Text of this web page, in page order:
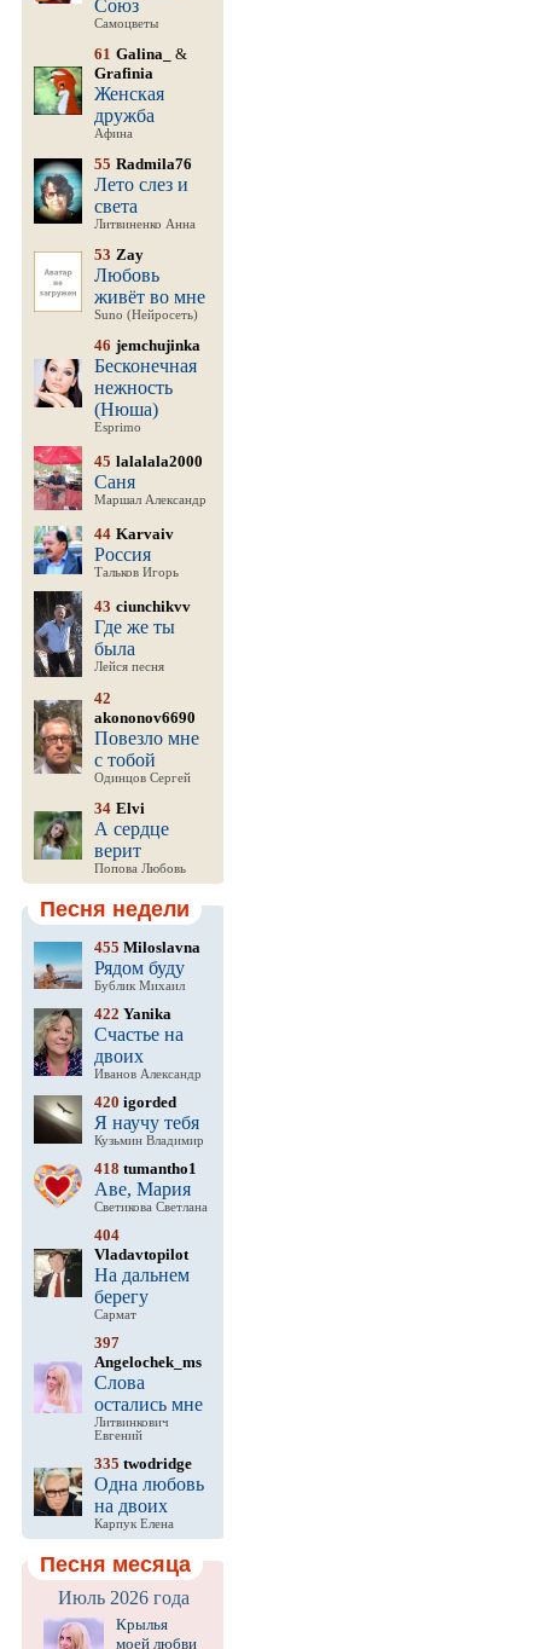
Союз
Самоцветы
61 Galina_
&
Grafinia
Женская
дружба
Афина
55 Radmila76
Лето слез и
света
Литвиненко Анна
53 Zay
Любовь
живёт во мне
Suno (Нейросеть)
46 jemchujinka
Бесконечная
нежность
(Нюша)
Esprimo
45 lalalala2000
Саня
Маршал Александр
44 Karvaiv
Россия
Тальков Игорь
43 ciunchikvv
Где же ты
была
Лейся песня
42
akononov6690
Повезло мне
с тобой
Одинцов Сергей
34 Elvi
А сердце
верит
Попова Любовь
Песня недели
455 Miloslavna
Рядом буду
Бублик Михаил
422 Yanika
Счастье на
двоих
Иванов Александр
420 igorded
Я научу тебя
Кузьмин Владимир
418 tumantho1
Аве, Мария
Светикова Светлана
404
Vladavtopilot
На дальнем
берегу
Сармат
397
Angelochek_ms
Слова
остались мне
Литвинкович
Евгений
335 twodridge
Одна любовь
на двоих
Карпук Елена
Песня месяца
Июль 2026 года
Крылья
моей любви